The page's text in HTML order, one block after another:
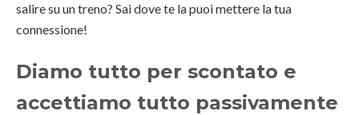
salire su un treno? Sai dove te la puoi mettere la tua
connessione!
Diamo tutto per scontato e
accettiamo tutto passivamente